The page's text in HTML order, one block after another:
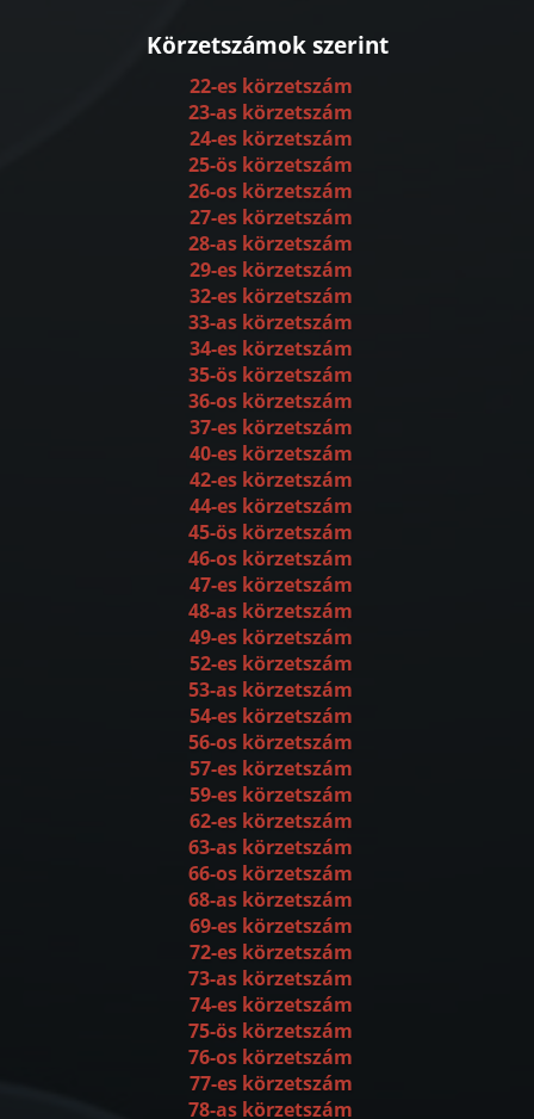
Körzetszámok szerint
22-es körzetszám
23-as körzetszám
24-es körzetszám
25-ös körzetszám
26-os körzetszám
27-es körzetszám
28-as körzetszám
29-es körzetszám
32-es körzetszám
33-as körzetszám
34-es körzetszám
35-ös körzetszám
36-os körzetszám
37-es körzetszám
40-es körzetszám
42-es körzetszám
44-es körzetszám
45-ös körzetszám
46-os körzetszám
47-es körzetszám
48-as körzetszám
49-es körzetszám
52-es körzetszám
53-as körzetszám
54-es körzetszám
56-os körzetszám
57-es körzetszám
59-es körzetszám
62-es körzetszám
63-as körzetszám
66-os körzetszám
68-as körzetszám
69-es körzetszám
72-es körzetszám
73-as körzetszám
74-es körzetszám
75-ös körzetszám
76-os körzetszám
77-es körzetszám
78-as körzetszám